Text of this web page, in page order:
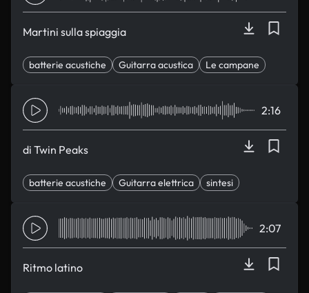
Martini sulla spiaggia
batterie acustiche Guitarra acustica
Le campane
di Twin Peaks
2:16
batterie acustiche Guitarra elettrica
sintesi
Ritmo latino
2:07